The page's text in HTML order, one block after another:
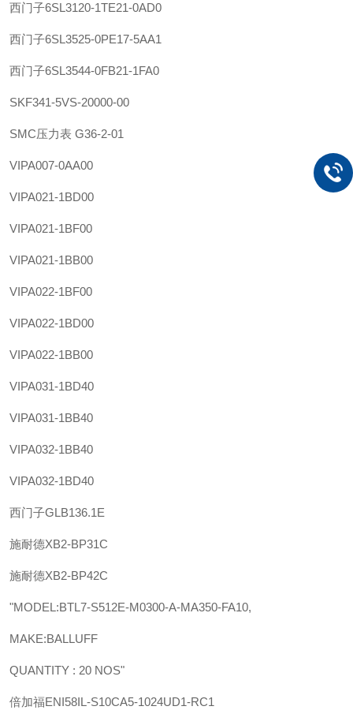
西门子6SL3120-1TE21-0AD0
西门子6SL3525-0PE17-5AA1
西门子6SL3544-0FB21-1FA0
SKF341-5VS-20000-00
SMC压力表 G36-2-01
VIPA007-0AA00
VIPA021-1BD00
VIPA021-1BF00
VIPA021-1BB00
VIPA022-1BF00
VIPA022-1BD00
VIPA022-1BB00
VIPA031-1BD40
VIPA031-1BB40
VIPA032-1BB40
VIPA032-1BD40
西门子GLB136.1E
施耐德XB2-BP31C
施耐德XB2-BP42C
"MODEL:BTL7-S512E-M0300-A-MA350-FA10,
MAKE:BALLUFF
QUANTITY : 20 NOS"
倍加福ENI58IL-S10CA5-1024UD1-RC1